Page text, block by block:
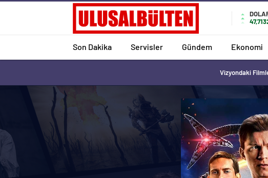
Son Dakika Servisler Gündem Ekonomi
Vizyondaki